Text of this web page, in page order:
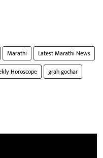
Marathi
Latest Marathi News
Horoscope
grah gochar